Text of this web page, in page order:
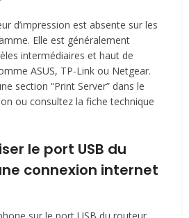
d’impression est absente sur les
Elle est généralement
intermédiaires et haut de
ASUS, TP-Link ou Netgear.
section “Print Server” dans le
ou consultez la fiche technique
le port USB du
connexion internet